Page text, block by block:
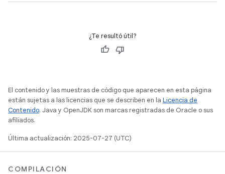
¿Te resultó útil?
El contenido y las muestras de código que aparecen en esta página
están sujetas a las licencias que se describen en la Licencia de
Contenido. Java y OpenJDK son marcas registradas de Oracle o sus
afiliados.
Última actualización: 2025-07-27 (UTC)
COMPILACIÓN